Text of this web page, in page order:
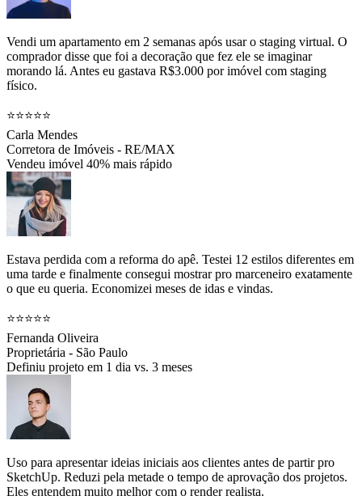
Vendi um apartamento em 2 semanas após usar o staging virtual. O
comprador disse que foi a decoração que fez ele se imaginar
morando lá. Antes eu gastava R$3.000 por imóvel com staging
físico.
⭐⭐⭐⭐⭐
Carla Mendes
Corretora de Imóveis - RE/MAX
Vendeu imóvel 40% mais rápido
Estava perdida com a reforma do apê. Testei 12 estilos diferentes em
uma tarde e finalmente consegui mostrar pro marceneiro exatamente
o que eu queria. Economizei meses de idas e vindas.
⭐⭐⭐⭐⭐
Fernanda Oliveira
Proprietária - São Paulo
Definiu projeto em 1 dia vs. 3 meses
Uso para apresentar ideias iniciais aos clientes antes de partir pro
SketchUp. Reduzi pela metade o tempo de aprovação dos projetos.
Eles entendem muito melhor com o render realista.